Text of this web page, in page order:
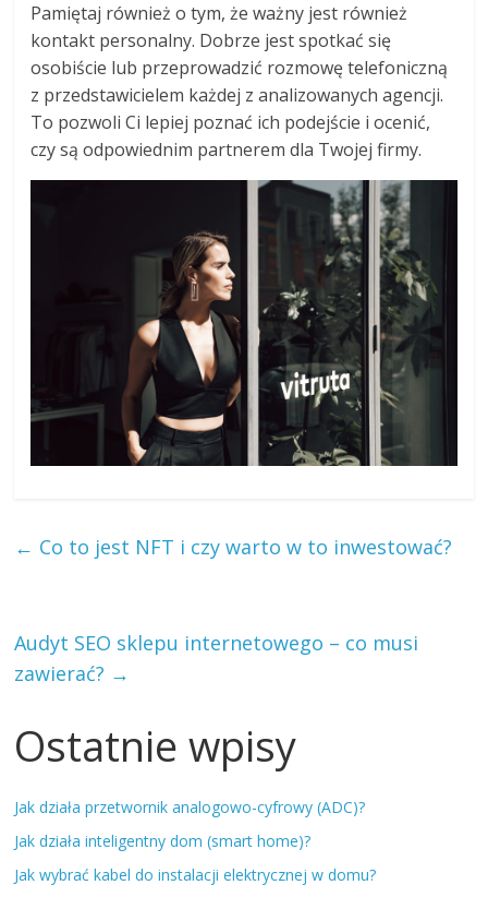
Pamiętaj również o tym, że ważny jest również
kontakt personalny. Dobrze jest spotkać się
osobiście lub przeprowadzić rozmowę telefoniczną
z przedstawicielem każdej z analizowanych agencji.
To pozwoli Ci lepiej poznać ich podejście i ocenić,
czy są odpowiednim partnerem dla Twojej firmy.
← Co to jest NFT i czy warto w to inwestować?
Audyt SEO sklepu internetowego – co musi
zawierać? →
Ostatnie wpisy
Jak działa przetwornik analogowo-cyfrowy (ADC)?
Jak działa inteligentny dom (smart home)?
Jak wybrać kabel do instalacji elektrycznej w domu?